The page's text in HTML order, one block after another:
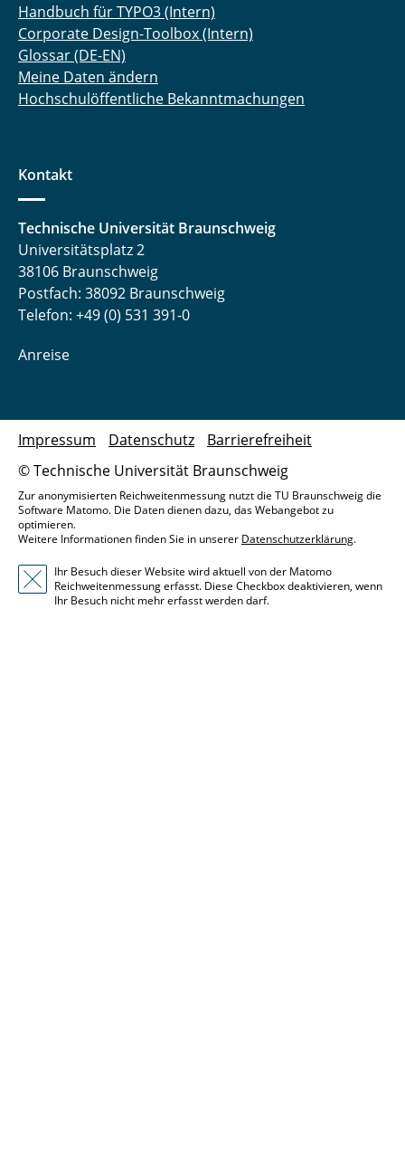
Handbuch für TYPO3 (Intern)
Corporate Design-Toolbox (Intern)
Glossar (DE-EN)
Meine Daten ändern
Hochschulöffentliche Bekanntmachungen
Kontakt
Technische Universität Braunschweig
Universitätsplatz 2
38106 Braunschweig
Postfach: 38092 Braunschweig
Telefon: +49 (0) 531 391-0
Anreise
© Technische Universität Braunschweig
Impressum Datenschutz Barrierefreiheit
Zur anonymisierten Reichweitenmessung nutzt die TU Braunschweig die
Software Matomo. Die Daten dienen dazu, das Webangebot zu
optimieren.
Weitere Informationen finden Sie in unserer Datenschutzerklärung.
Ihr Besuch dieser Website wird aktuell von der Matomo
Reichweitenmessung erfasst. Diese Checkbox deaktivieren, wenn
Ihr Besuch nicht mehr erfasst werden darf.